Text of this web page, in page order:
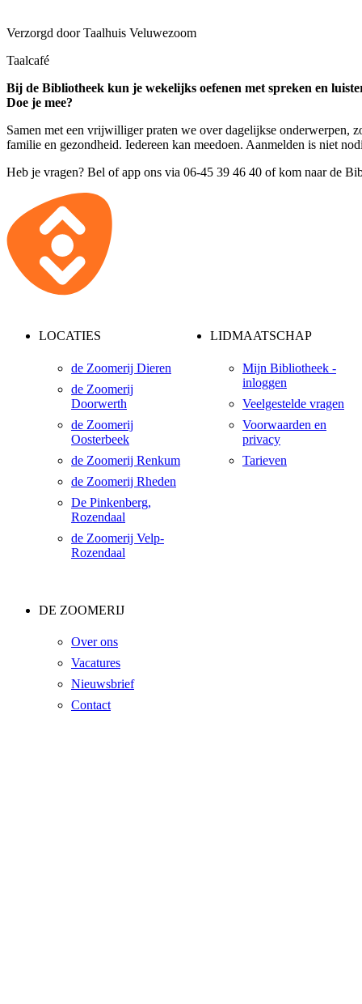
Verzorgd door Taalhuis Veluwezoom
Taalcafé
Bij de Bibliotheek kun je wekelijks oefenen met spreken en
Doe je mee?
Samen met een vrijwilliger praten we over dagelijkse onderwerpen,
familie en gezondheid. Iedereen kan meedoen. Aanmelden is niet
Heb je vragen? Bel of app ons via 06-45 39 46 40 of kom naar de
LOCATIES
de Zoomerij Dieren
de Zoomerij
Doorwerth
de Zoomerij
Oosterbeek
de Zoomerij Renkum
de Zoomerij Rheden
De Pinkenberg,
Rozendaal
de Zoomerij Velp-
Rozendaal
LIDMAATSCHAP
Mijn Bibliotheek -
inloggen
Veelgestelde vragen
Voorwaarden en
privacy
Tarieven
DE ZOOMERIJ
Over ons
Vacatures
Nieuwsbrief
Contact